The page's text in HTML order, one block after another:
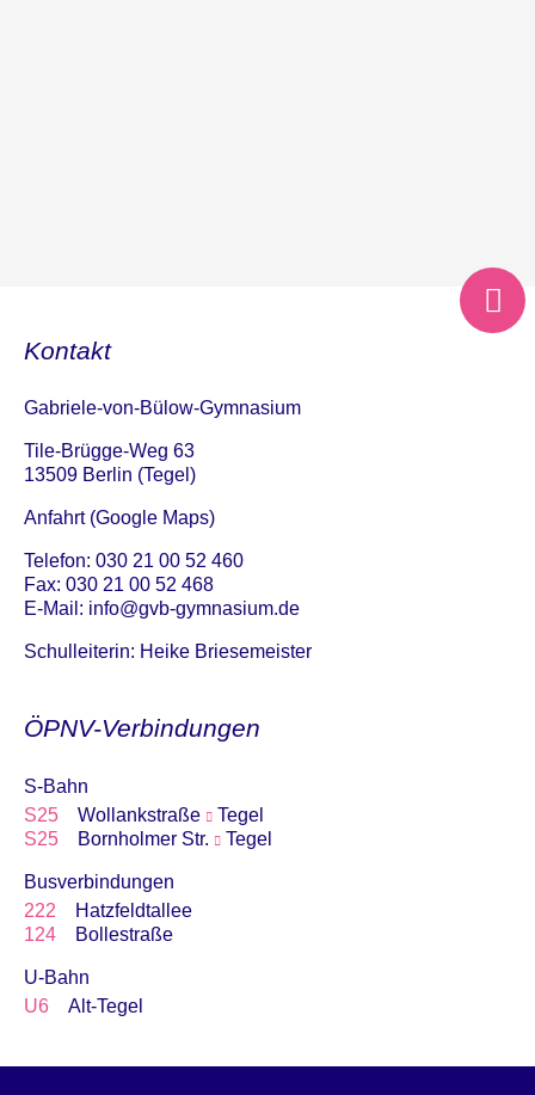
Kontakt
Gabriele-von-Bülow-Gymnasium
Tile-Brügge-Weg 63
13509 Berlin (Tegel)
Anfahrt (Google Maps)
Telefon: 030 21 00 52 460
Fax: 030 21 00 52 468
E-Mail: info@gvb-gymnasium.de
Schulleiterin: Heike Briesemeister
ÖPNV-Verbindungen
S-Bahn
S25
Wollankstraße
Tegel
S25
Bornholmer Str. Tegel
Busverbindungen
222
Hatzfeldtallee
124
Bollestraße
U-Bahn
U6
Alt-Tegel